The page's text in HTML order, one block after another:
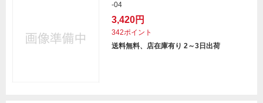
-04
3,420円
342ポイント
送料無料、店在庫有り 2～3日出荷